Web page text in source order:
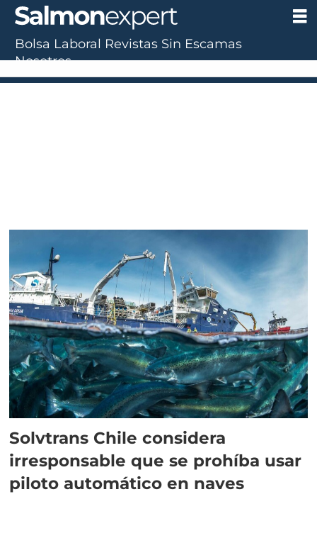
Tag:
acuícula
Solvtrans Chile considera
irresponsable que se prohíba usar
piloto automático en naves
Bolsa Laboral Revistas Sin Escamas
Nosotros